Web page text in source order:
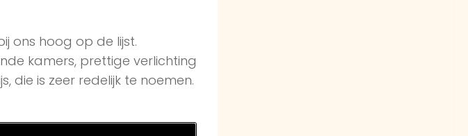
ons hoog op de lijst.
kamers, prettige verlichting
die is zeer redelijk te noemen.